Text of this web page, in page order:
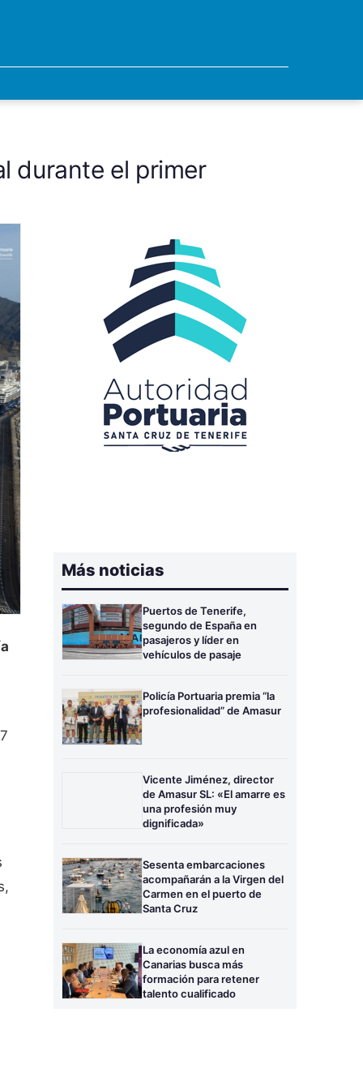
durante el primer
Más noticias
Puertos de Tenerife,
segundo de España en
pasajeros y líder en
vehículos de pasaje
Policía Portuaria premia “la
profesionalidad” de Amasur
Vicente Jiménez, director
de Amasur SL: «El amarre es
una profesión muy
dignificada»
Sesenta embarcaciones
acompañarán a la Virgen del
Carmen en el puerto de
Santa Cruz
La economía azul en
Canarias busca más
formación para retener
talento cualificado